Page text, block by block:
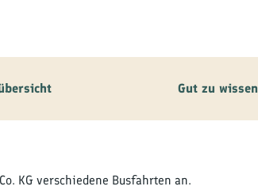
Gut zu wissen
KG verschiedene Busfahrten an.